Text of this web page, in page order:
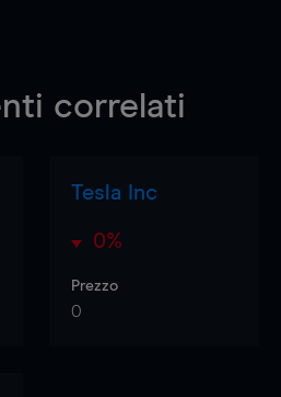
correlati
Tesla Inc
0%
Prezzo
0